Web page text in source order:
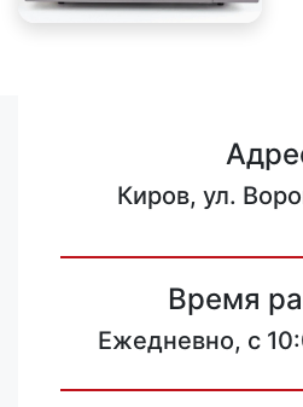
Киров, ул.
Время
Ежедневно, с